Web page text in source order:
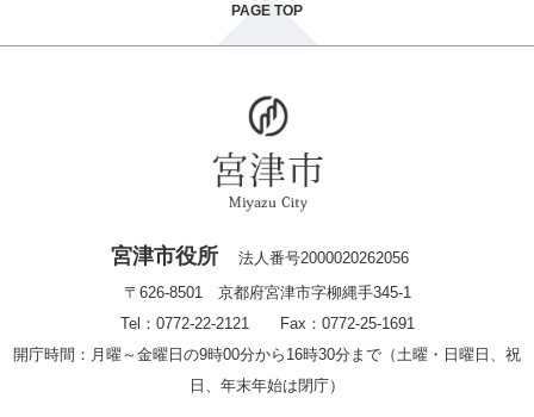
PAGE TOP
宮津市役所
法人番号2000020262056
〒626-8501 京都府宮津市字柳縄手345-1
Tel：0772-22-2121 Fax：0772-25-1691
開庁時間：月曜～金曜日の9時00分から16時30分まで（土曜・日曜日、祝
日、年末年始は閉庁）